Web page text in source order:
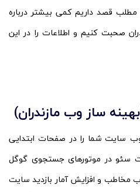
مطلب قصد داریم کمی بیشتر درباره
صحبت کنیم و اطلاعات را در این
ساز وب مازندران)
سایت شما را در صفحات ابتدایی
سئو در موتورهای جستجوی گوگل
مخاطب و افزایش آمار بازدید سایت